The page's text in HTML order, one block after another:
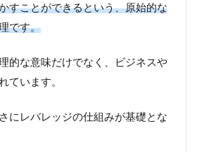
すことができるという、原始的な
です。
的な意味だけでなく、ビジネスや
ています。
にレバレッジの仕組みが基礎とな